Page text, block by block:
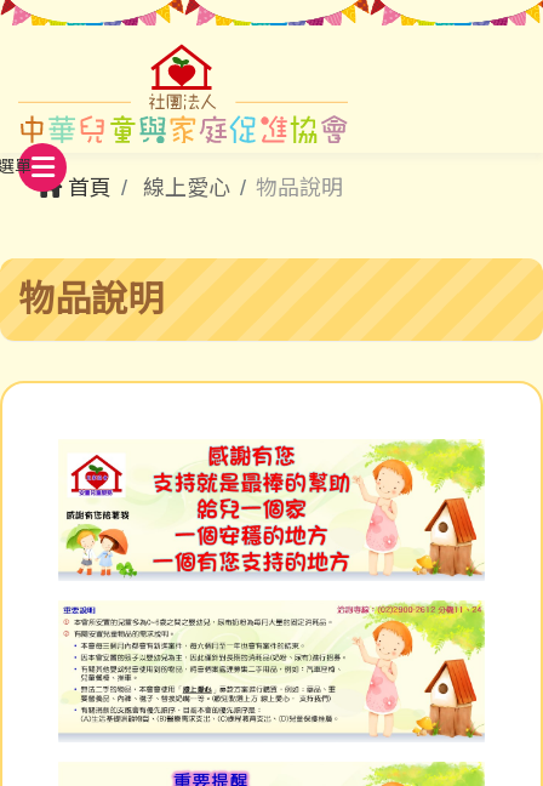
首頁 線上愛心 物品說明
物品說明